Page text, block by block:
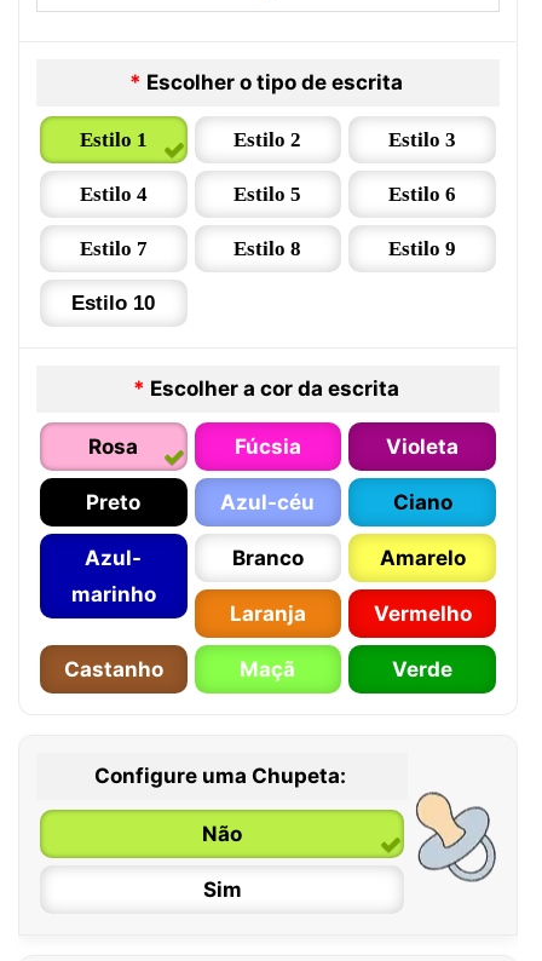
* Escolher o tipo de escrita
Estilo 1 Estilo 2 Estilo 3
Estilo 4 Estilo 5 Estilo 6
Estilo 7 Estilo 8 Estilo 9
Estilo 10
* Escolher a cor da escrita
Rosa Fúcsia Violeta
Preto Azul-céu Ciano
Azul-
marinho
Branco Amarelo
Laranja Vermelho
Castanho Maçã Verde
Configure uma Chupeta:
Não
Sim